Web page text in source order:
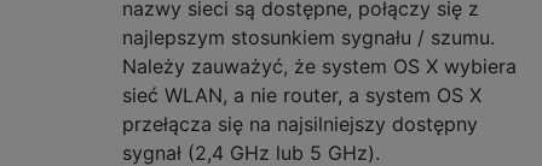
nazwy sieci są dostępne, połączy się z
najlepszym stosunkiem sygnału / szumu.
Należy zauważyć, że system OS X wybiera
sieć WLAN, a nie router, a system OS X
przełącza się na najsilniejszy dostępny
sygnał (2,4 GHz lub 5 GHz).